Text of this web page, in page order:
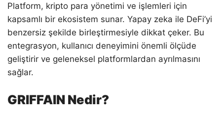
Platform, kripto para yönetimi ve işlemleri için
kapsamlı bir ekosistem sunar. Yapay zeka ile DeFi’yi
benzersiz şekilde birleştirmesiyle dikkat çeker. Bu
entegrasyon, kullanıcı deneyimini önemli ölçüde
geliştirir ve geleneksel platformlardan ayrılmasını
sağlar.
GRIFFAIN Nedir?